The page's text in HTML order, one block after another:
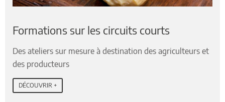
Formations sur les circuits courts
Des ateliers sur mesure à destination des agriculteurs et
des producteurs
DÉCOUVRIR +